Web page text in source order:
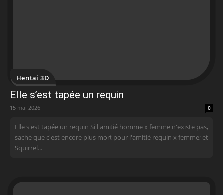
Hentai 3D
Elle s’est tapée un requin
15 mai 2026 0
Elle s'est tapée un requin Si l'amitié homme x femme n'existe pas,
sache que c'est encore plus mort pour l'amitié requin x femme; et
Squirrel...